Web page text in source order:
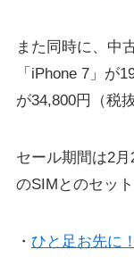
また同時に、中
「iPhone 7」が
が34,800円（税
セール期間は2
のSIMとのセッ
・ ひと足お先に